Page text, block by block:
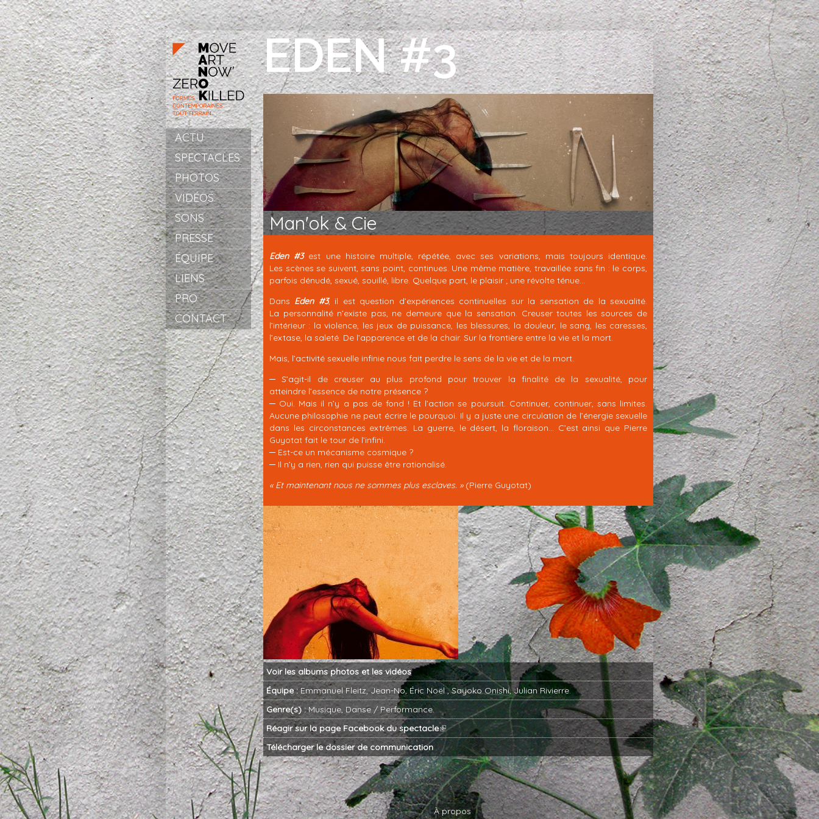
Aller au contenu principal
ACTU
SPECTACLES
PHOTOS
VIDÉOS
SONS
PRESSE
ÉQUIPE
LIENS
PRO
CONTACT
EDEN #3
Man'ok & Cie
Eden #3est une histoire multiple, répétée, avec ses variations, mais toujours identique.
Les scènes se suivent, sans point, continues. Une même matière, travaillée sans fin : le corps,
parfois dénudé, sexué, souillé, libre. Quelque part, le plaisir ; une révolte ténue…
Dans Eden #3, il est question d’expériences continuelles sur la sensation de la sexualité.
La personnalité n’existe pas, ne demeure que la sensation. Creuser toutes les sources de
l’intérieur : la violence, les jeux de puissance, les blessures, la douleur, le sang, les caresses,
l’extase, la saleté. De l’apparence et de la chair. Sur la frontière entre la vie et la mort.
Mais, l’activité sexuelle infinie nous fait perdre le sens de la vie et de la mort.
─ S’agit-il de creuser au plus profond pour trouver la finalité de la sexualité, pour
atteindre l’essence de notre présence ?
─ Oui. Mais il n’y a pas de fond ! Et l’action se poursuit. Continuer, continuer, sans limites.
Aucune philosophie ne peut écrire le pourquoi. Il y a juste une circulation de l’énergie sexuelle
dans les circonstances extrêmes. La guerre, le désert, la floraison… C’est ainsi que Pierre
Guyotat fait le tour de l’infini.
─ Est-ce un mécanisme cosmique ?
─ Il n’y a rien, rien qui puisse être rationalisé.
« Et maintenant nous ne sommes plus esclaves. »(Pierre Guyotat)
Voir les albums photoset les vidéos
Équipe : Emmanuel Fleitz,Jean-No,Éric Noël,Sayoko Onishi,Julian Rivierre.
Genre(s) :Musique, Danse / Performance.
Réagir sur la page Facebook du spectacle
Télécharger le dossier de communication
À propos